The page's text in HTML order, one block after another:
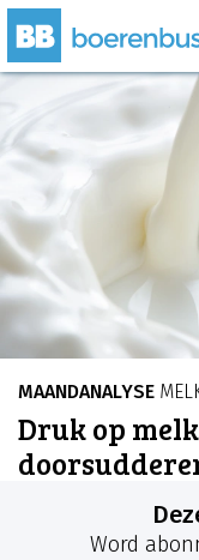
MAANDANALYSE
Druk op
Word